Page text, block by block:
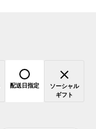
配送日指定
ソーシャル
ギフト